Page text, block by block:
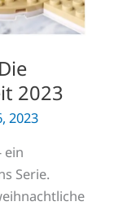
2023
2023
ein
Serie.